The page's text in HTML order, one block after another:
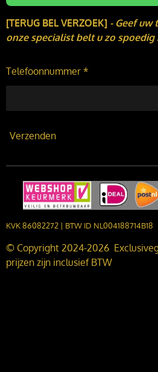
[TERUG BEL VERZOEK] - Geef uw
onze specialist belt u zo
Telefoonnummer *
Verzenden
KVK 86082272 | BTW ID NL004188714B18
© Copyright 2024-2026
prijzen zijn inclusief BTW